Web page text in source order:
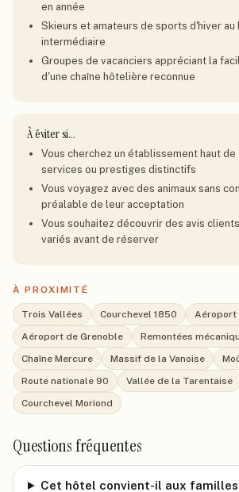
en année
Skieurs et amateurs de sports d'hiver au
intermédiaire
Groupes de vacanciers appréciant la
d'une chaîne hôtelière reconnue
À éviter si…
Vous cherchez un établissement haut de
services ou prestiges distinctifs
Vous voyagez avec des animaux sans
préalable de leur acceptation
Vous souhaitez découvrir des avis
variés avant de réserver
À PROXIMITÉ
Trois Vallées Courchevel 1850
Aéroport
Aéroport de Grenoble
Remontées
Chaîne Mercure
Massif de la Vanoise
Route nationale 90
Vallée de la Tarentaise
Courchevel Moriond
Questions fréquentes
Cet hôtel convient-il aux